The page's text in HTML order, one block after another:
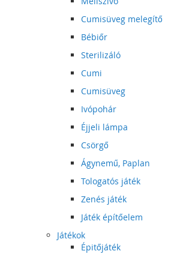
Cumisüveg melegítő
Bébiőr
Sterilizáló
Cumi
Cumisüveg
Ivópohár
Éjjeli lámpa
Csörgő
Ágynemű, Paplan
Tologatós játék
Zenés játék
Játék építőelem
Játékok
Épitőjáték